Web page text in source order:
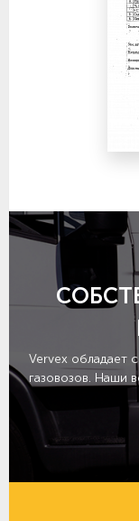
Vervex обладает
газовозов. Наши